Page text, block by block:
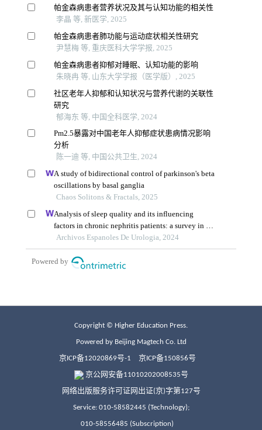
Copyright © Higher Education Press.
Powered by Beijing Magtech Co. Ltd
京ICP备12020869号-1 京ICP备150856号
京公网安备11010202008535号
网络出版服务许可证网出证(京)字第127号
Service: 010-58582445 (Technology);
010-58556485 (Subscription)